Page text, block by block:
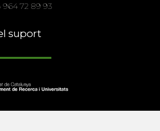
964 72 89 93
suport